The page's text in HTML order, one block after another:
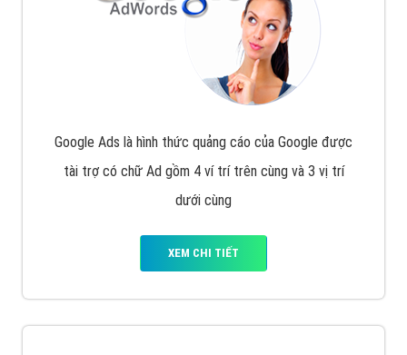
Google Ads là hình thức quảng cáo của Google được
tài trợ có chữ Ad gồm 4 ví trí trên cùng và 3 vị trí
dưới cùng
XEM CHI TIẾT